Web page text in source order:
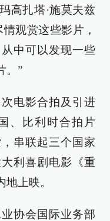
高扎塔·施莫夫兹
观赏这些影片，
中可以发现一些
。”
电影合拍及引进
、比利时合拍片
串联起三个国家
利喜剧电影《重
上映。
协会国际业务部